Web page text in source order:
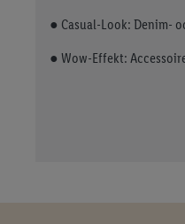
● Casual-Look: Denim-
● Wow-Effekt: